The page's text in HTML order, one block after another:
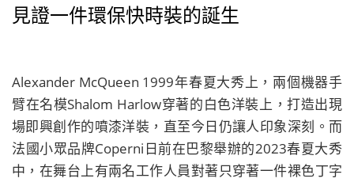
見證一件環保快時裝的誕生
Alexander McQueen 1999年春夏大秀上，兩個機器手
臂在名模Shalom Harlow穿著的白色洋裝上，打造出現
場即興創作的噴漆洋裝，直至今日仍讓人印象深刻。而
法國小眾品牌Coperni日前在巴黎舉辦的2023春夏大秀
中，在舞台上有兩名工作人員對著只穿著一件裸色丁字